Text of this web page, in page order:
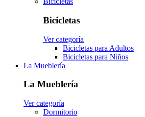
Bicicletas
Ver categoría
Bicicletas para Adultos
Bicicletas para Niños
La Mueblería
La Mueblería
Ver categoría
Dormitorio